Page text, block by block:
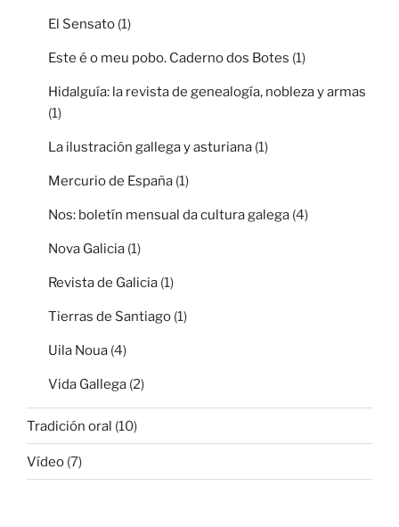
El Sensato (1)
Este é o meu pobo. Caderno dos Botes (1)
Hidalguía: la revista de genealogía, nobleza y armas
(1)
La ilustración gallega y asturiana (1)
Mercurio de España (1)
Nos: boletín mensual da cultura galega (4)
Nova Galicia (1)
Revista de Galicia (1)
Tierras de Santiago (1)
Uila Noua (4)
Vida Gallega (2)
Tradición oral (10)
Vídeo (7)